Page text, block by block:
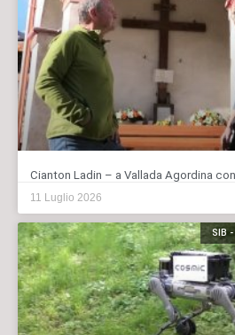
Cianton Ladin – a Vallada Agordina
11 Luglio 2026
SIB -